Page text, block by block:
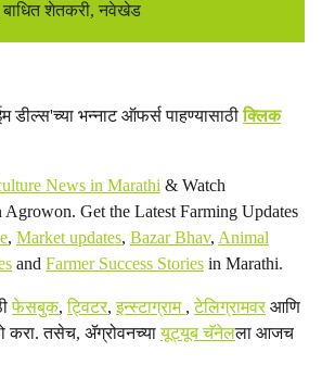
बाधित शेतकरी, नवेखेड
डील्स'च्या भन्नाट ऑफर्स पाहण्यासाठीक्लिक
News in Marathi & Watch
Agrowon. Get the Latest Farming Updates
, Market updates, Bazar Bhav, Animal
and Farmer Success Stories in Marathi.
फेसबुक,ट्विटर,इन्स्टाग्राम ,टेलिग्रामवरआणि
करा. तसेच, ॲग्रोवनच्यायूट्यूब चॅनेलला आजच